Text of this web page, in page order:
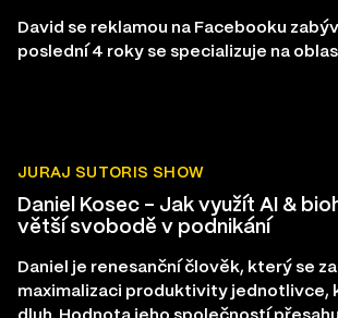
David se reklamou na Facebooku zabývá již 8 let,
poslední 4 roky se specializuje na
JURAJ SUTORIS SHOW
Daniel Kosec – Jak využít AI &
větší svobodě v podnikání
Daniel je renesanční člověk, který se
maximalizaci produktivity jednotlivce,